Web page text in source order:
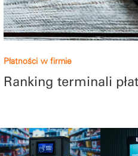
Płatności w firmie
Ranking terminali